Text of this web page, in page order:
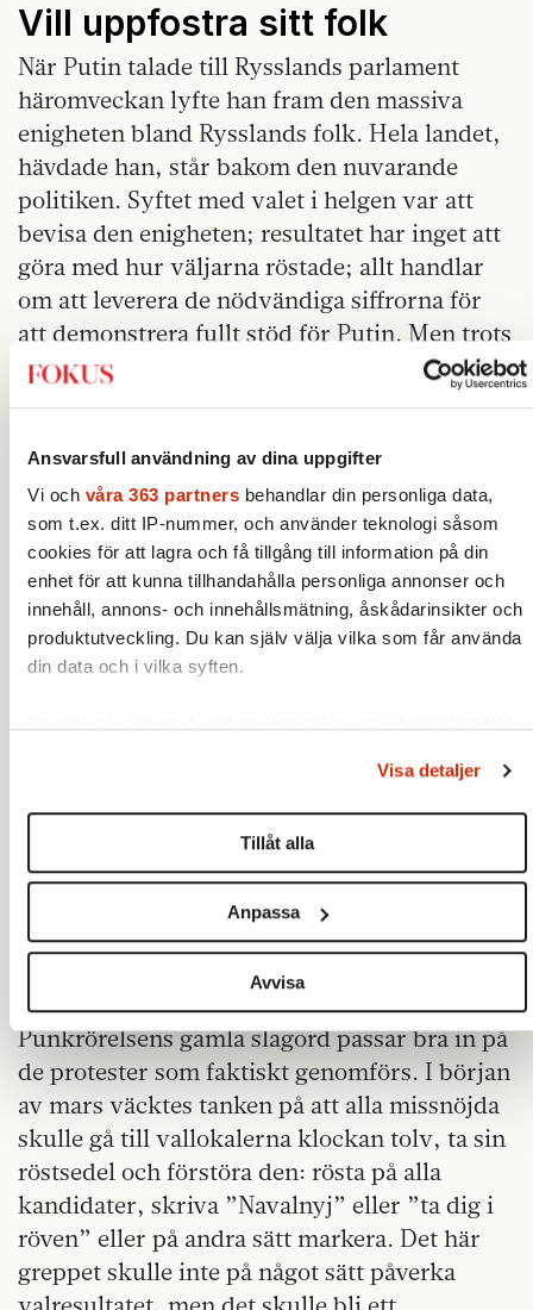
Ansvarsfull användning av dina uppgifter
Vi och våra 363 partners behandlar din personliga data,
som t.ex. ditt IP-nummer, och använder teknologi såsom
cookies för att lagra och få tillgång till information på din
enhet för att kunna tillhandahålla personliga annonser och
innehåll, annons- och innehållsmätning, åskådarinsikter och
produktutveckling. Du kan själv välja vilka som får använda
din data och i vilka syften.
ändra eller dra tillbaka ditt samtycke när som helst från
cookie-förklaringen.
Vi använder enhetsidentifierare för att anpassa innehållet
sociala medier och analysera vår trafik. Vi vidarebefordrar
även sådana identifierare och annan information från din
enhet till de sociala medier och annons- och analysföretag
som vi samarbetar med. Dessa kan i sin tur kombinera
informationen med annan information som du har
tillhandahållit eller som de har samlat in när du har använt
deras tjänster.
Om du vill läsa mer om hur vi hanterar personuppgifter kan
du göra dethär
Visa detaljer
Tillåt alla
Anpassa
Avvisa
Vill uppfostra sitt folk
När Putin talade till Rysslands parlament
häromveckan lyfte han fram den massiva
enigheten bland Rysslands folk. Hela landet,
hävdade han, står bakom den nuvarande
politiken. Syftet med valet i helgen var att
bevisa den enigheten; resultatet har inget att
göra med hur väljarna röstade; allt handlar
om att leverera de nödvändiga siffrorna för
att demonstrera fullt stöd för Putin. Men trots
att Putin tillskrevs nio av tio röster i helgens
ceremoniella val, vill han ändå uppfostra sitt
För människorna i Ryssland är genuint
olydiga. Även de som hycklar lojalitet, söker
sig till andra kanaler för den samhällsdebatt
som har trängts ut från medierna. Debattörer
tystas, fängslas och drivs i exil, men debatten
tystnar inte. Sociala medier har blivit en
kanal för ifrågasättande av Kremls sanningar;
anstränger sig till det yttersta för att blockera
kanalerna, men publiken i Ryssland har blivit
skicklig på att använda VPN och ta sig
igenom blockeringarna. Ryskan har ett
begrepp för ett förtroligt samtal med
människor man litar på: ”ett kökssamtal”.
”Du har inte en chans – ta den!”
Punkrörelsens gamla slagord passar bra in på
de protester som faktiskt genomförs. I början
av mars väcktes tanken på att alla missnöjda
skulle gå till vallokalerna klockan tolv, ta sin
röstsedel och förstöra den: rösta på alla
kandidater, skriva ”Navalnyj” eller ”ta dig i
röven” eller på andra sätt markera. Det här
greppet skulle inte på något sätt påverka